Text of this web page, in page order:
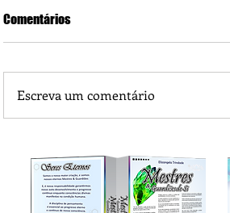
Comentários
Escreva um comentário